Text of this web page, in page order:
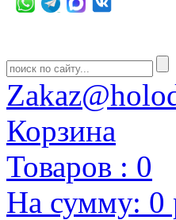
Корзина
Товаров : 0
На сумму: 0